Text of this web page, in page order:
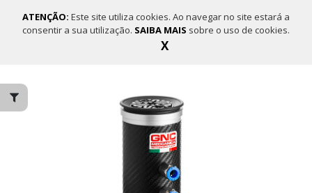
ATENÇÃO: Este site utiliza cookies. Ao navegar no site estará a
consentir a sua utilização. SAIBA MAIS sobre o uso de cookies.
X